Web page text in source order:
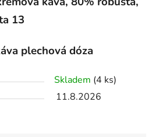
13
plechová dóza
Skladem (4 ks)
11.8.2026